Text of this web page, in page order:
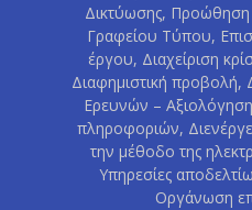
Δικτύωσης, Προώθηση
Γραφείου Τύπου,
έργου, Διαχείριση
Διαφημιστική προβολή,
Ερευνών – Αξιολόγηση
πληροφοριών,
την μέθοδο της
Υπηρεσίες
Οργάνωση